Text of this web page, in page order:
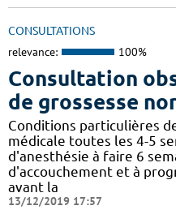
CONSULTATIONS
relevance: 100%
Consultation
de grossesse
Conditions particulières
médicale toutes les 4-5
d'anesthésie à faire 6
d'accouchement et à
avant la
13/12/2019 17:57